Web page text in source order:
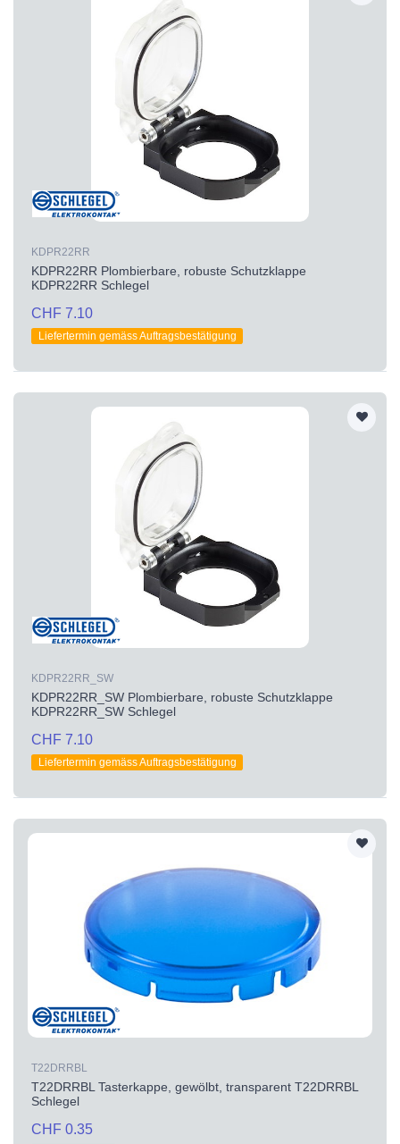
KDPR22RR
KDPR22RR Plombierbare, robuste Schutzklappe
KDPR22RR Schlegel
CHF 7.10
Liefertermin gemäss Auftragsbestätigung
KDPR22RR_SW
KDPR22RR_SW Plombierbare, robuste Schutzklappe
KDPR22RR_SW Schlegel
CHF 7.10
Liefertermin gemäss Auftragsbestätigung
T22DRRBL
T22DRRBL Tasterkappe, gewölbt, transparent T22DRRBL
Schlegel
CHF 0.35